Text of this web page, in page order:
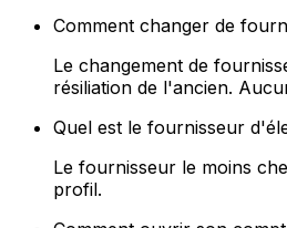
Comment changer de
Le changement de
résiliation de l'ancien.
Quel est le fournisseur
Le fournisseur le moins
profil.